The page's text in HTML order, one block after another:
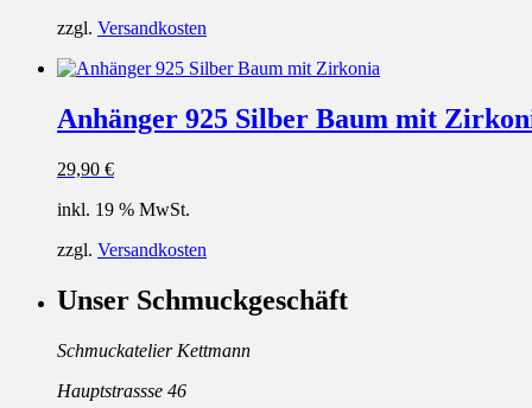
zzgl. Versandkosten
Anhänger 925 Silber Baum mit
29,90 €
inkl. 19 % MwSt.
zzgl. Versandkosten
Unser Schmuckgeschäft
Schmuckatelier Kettmann
Hauptstrassse 46